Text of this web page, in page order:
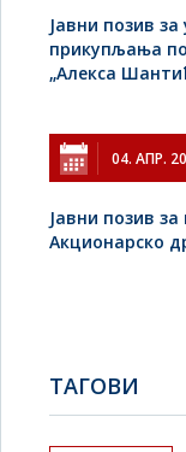
Jавни позив
прикупљања
„Алекса
04. АПР.
Јавни позив
Акционарско
TAГОВИ